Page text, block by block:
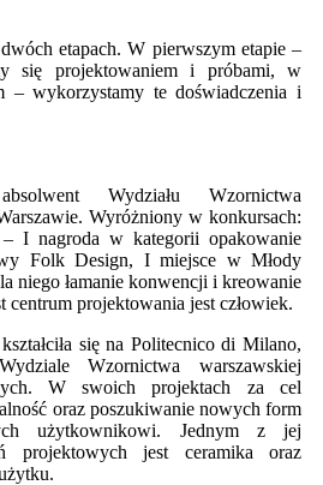
etapach. W pierwszym etapie –
się projektowaniem i próbami, w
– wykorzystamy te doświadczenia i
Wydziału Wzornictwa
Wyróżniony w konkursach:
I nagroda w kategorii opakowanie
Folk Design, I miejsce w Młody
niego łamanie konwencji i kreowanie
centrum projektowania jest człowiek.
się na Politecnico di Milano,
Wzornictwa warszawskiej
W swoich projektach za cel
oraz poszukiwanie nowych form
użytkownikowi. Jednym z jej
projektowych jest ceramika oraz